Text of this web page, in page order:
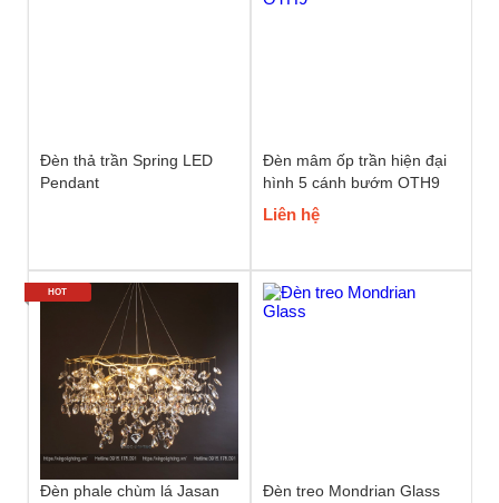
Đèn thả trần Spring LED
Pendant
Đèn mâm ốp trần hiện đại
hình 5 cánh bướm OTH9
Liên hệ
Đèn phale chùm lá Jasan
HOT
Đèn treo Mondrian Glass